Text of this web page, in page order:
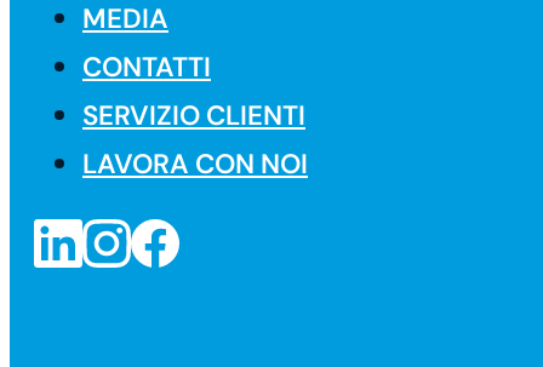
MEDIA
CONTATTI
SERVIZIO CLIENTI
LAVORA CON NOI